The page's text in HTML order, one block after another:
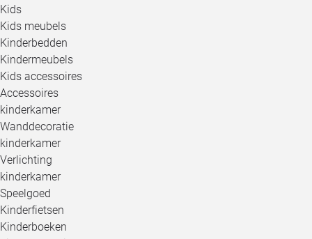
Kids
Kids meubels
Kinderbedden
Kindermeubels
Kids accessoires
Accessoires
kinderkamer
Wanddecoratie
kinderkamer
Verlichting
kinderkamer
Speelgoed
Kinderfietsen
Kinderboeken